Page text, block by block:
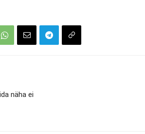
näha ei